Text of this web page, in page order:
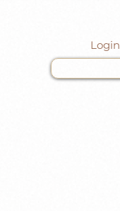
Login